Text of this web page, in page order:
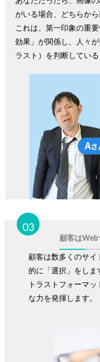
がいる場合、どちらか
これは、第一印象の重
効果」が関係し、人々
ラスト）を判断してい
03
顧客は
顧客は数多くのサ
的に「選択」をしま
トラストフォーマ
な力を発揮します。